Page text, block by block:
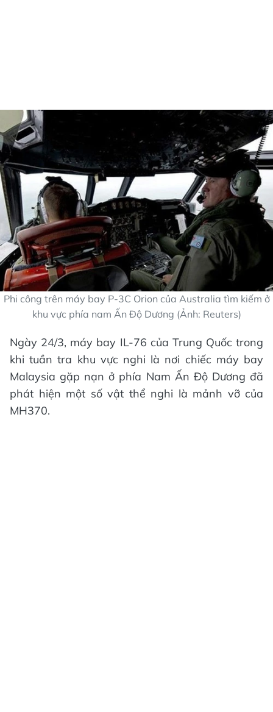
Phi công trên máy bay P-3C Orion của Australia tìm kiếm ở
khu vực phía nam Ấn Độ Dương (Ảnh: Reuters)
Ngày 24/3, máy bay IL-76 của Trung Quốc trong
khi tuần tra khu vực nghi là nơi chiếc máy bay
Malaysia gặp nạn ở phía Nam Ấn Độ Dương đã
phát hiện một số vật thể nghi là mảnh vỡ của
MH370.